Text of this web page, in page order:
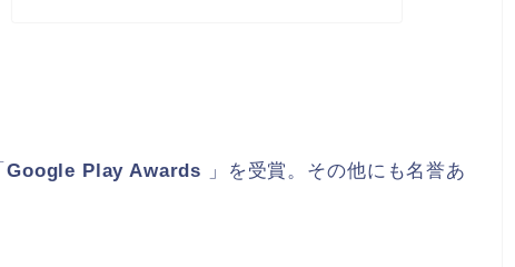
Google Play Awards 」を受賞。その他にも名誉あ